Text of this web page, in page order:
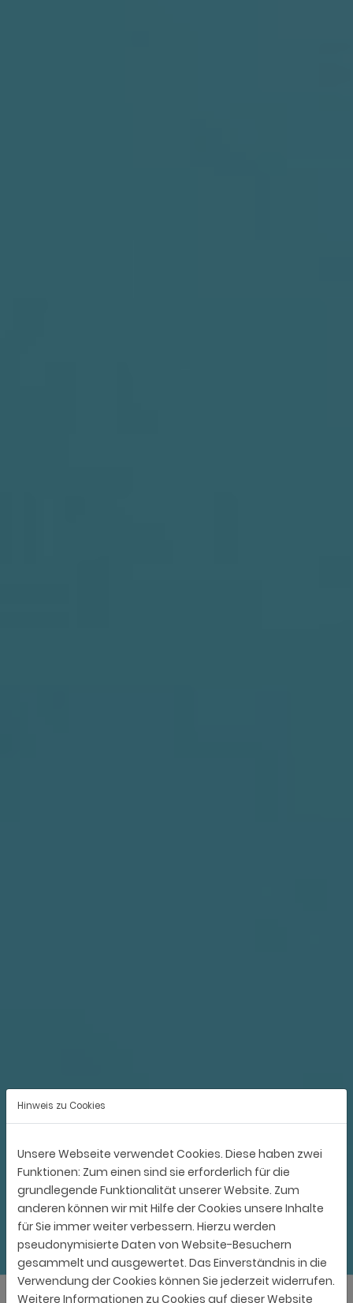
Hinweis zu Cookies
Unsere Webseite verwendet Cookies. Diese haben zwei
Funktionen: Zum einen sind sie erforderlich für die
grundlegende Funktionalität unserer Website. Zum
anderen können wir mit Hilfe der Cookies unsere Inhalte
für Sie immer weiter verbessern. Hierzu werden
pseudonymisierte Daten von Website-Besuchern
gesammelt und ausgewertet. Das Einverständnis in die
Verwendung der Cookies können Sie jederzeit widerrufen.
Weitere Informationen zu Cookies auf dieser Website